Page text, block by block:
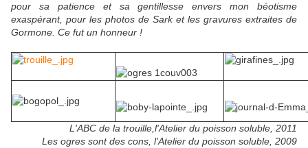
pour sa patience et sa gentillesse envers mon béotisme
exaspérant, pour les photos de Sark et les gravures extraites de
Gormone. Ce fut un honneur !
L'ABC de la trouille,l'Atelier du poisson soluble, 2011
Les ogres sont des cons, l'Atelier du poisson soluble, 2009